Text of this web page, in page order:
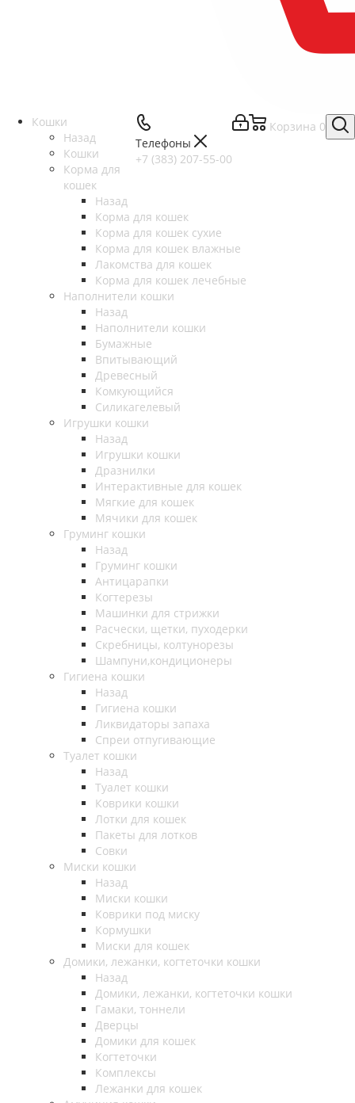
Корзина 0
Телефоны
+7 (383) 207-55-00
Кошки
Назад
Кошки
Корма для
кошек
Назад
Корма для кошек
Корма для кошек сухие
Корма для кошек влажные
Лакомства для кошек
Корма для кошек лечебные
Наполнители кошки
Назад
Наполнители кошки
Бумажные
Впитывающий
Древесный
Комкующийся
Силикагелевый
Игрушки кошки
Назад
Игрушки кошки
Дразнилки
Интерактивные для кошек
Мягкие для кошек
Мячики для кошек
Груминг кошки
Назад
Груминг кошки
Антицарапки
Когтерезы
Машинки для стрижки
Расчески, щетки, пуходерки
Скребницы, колтунорезы
Шампуни,кондиционеры
Гигиена кошки
Назад
Гигиена кошки
Ликвидаторы запаха
Спреи отпугивающие
Туалет кошки
Назад
Туалет кошки
Коврики кошки
Лотки для кошек
Пакеты для лотков
Совки
Миски кошки
Назад
Миски кошки
Коврики под миску
Кормушки
Миски для кошек
Домики, лежанки, когтеточки кошки
Назад
Домики, лежанки, когтеточки кошки
Гамаки, тоннели
Дверцы
Домики для кошек
Когтеточки
Комплексы
Лежанки для кошек